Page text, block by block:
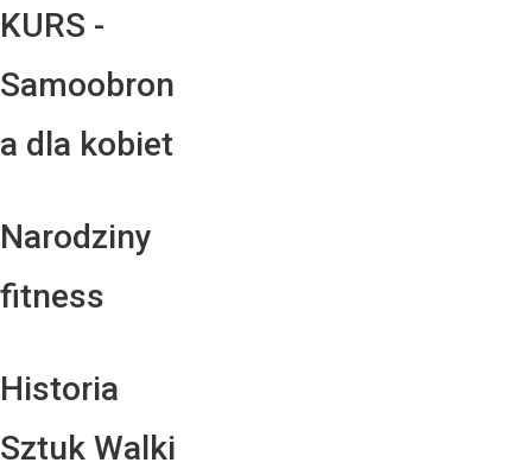
KURS -
Samoobron
a dla kobiet
Narodziny
fitness
Historia
Sztuk Walki